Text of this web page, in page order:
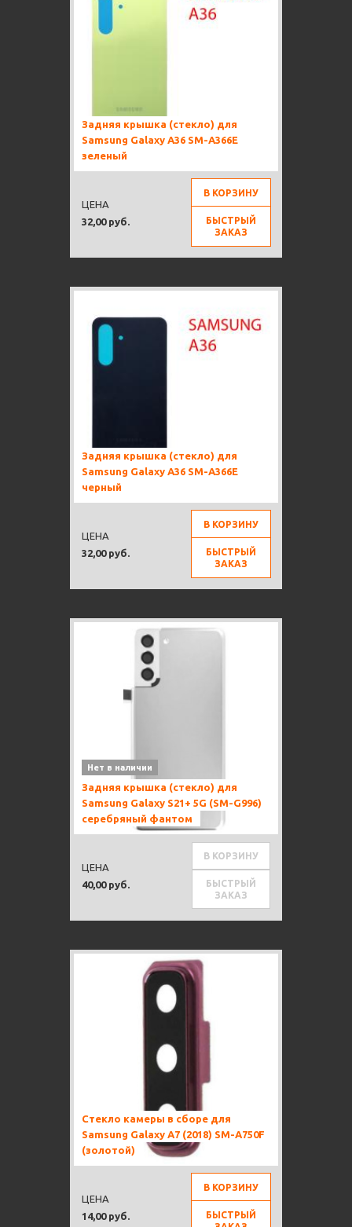
Задняя крышка (стекло) для
Samsung Galaxy A36 SM-A366E
зеленый
32,00 руб.
ЦЕНА
В КОРЗИНУ
БЫСТРЫЙ
ЗАКАЗ
Задняя крышка (стекло) для
Samsung Galaxy A36 SM-A366E
черный
32,00 руб.
ЦЕНА
В КОРЗИНУ
БЫСТРЫЙ
ЗАКАЗ
Нет в наличии
Задняя крышка (стекло) для
Samsung Galaxy S21+ 5G (SM-G996)
серебряный фантом
40,00 руб.
ЦЕНА
В КОРЗИНУ
БЫСТРЫЙ
ЗАКАЗ
Стекло камеры в сборе для
Samsung Galaxy A7 (2018) SM-A750F
(золотой)
14,00 руб.
ЦЕНА
В КОРЗИНУ
БЫСТРЫЙ